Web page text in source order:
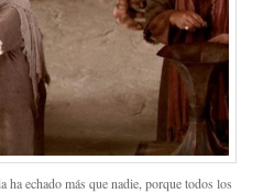
ha echado más que nadie, porque todos los